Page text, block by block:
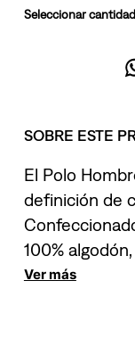
cantidad
SOBRE ESTE
El Polo
definición de
100%
Ver más